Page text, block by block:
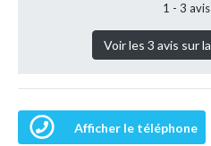
1 - 3
Voir les 3 avis sur
Afficher le téléphone